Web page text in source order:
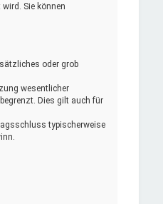
Sie können
oder grob
wesentlicher
Dies gilt auch für
typischerweise